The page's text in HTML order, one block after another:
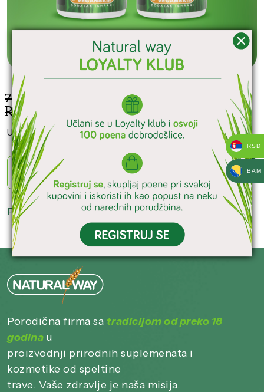
7.380
RSD
RSD
U CENU JE URAČUNAT IZNOS PDV-A
Količina Dodaj u korpu
Pogledaj pakete za dodatnu ušteduOVDE
Porodična firma sa tradicijom od preko 18
godina u
proizvodnji prirodnih suplemenata i
kozmetike od speltine
trave. Vaše zdravlje je naša misija.
RSD
BAM